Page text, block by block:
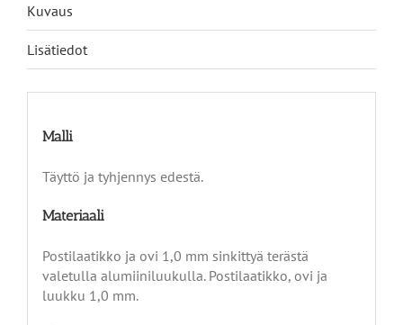
Kuvaus
Lisätiedot
Malli
Täyttö ja tyhjennys edestä.
Materiaali
Postilaatikko ja ovi 1,0 mm sinkittyä terästä
valetulla alumiiniluukulla. Postilaatikko, ovi ja
luukku 1,0 mm.